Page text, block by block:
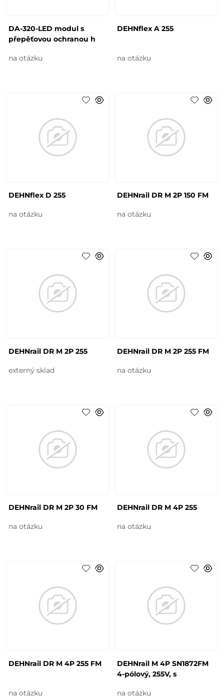
DA-320-LED modul s
přepěťovou ochranou h
na otázku
DEHNflex A 255
na otázku
DEHNflex D 255
na otázku
DEHNrail DR M 2P 150 FM
na otázku
DEHNrail DR M 2P 255
externý sklad
DEHNrail DR M 2P 255 FM
na otázku
DEHNrail DR M 2P 30 FM
na otázku
DEHNrail DR M 4P 255
na otázku
DEHNrail DR M 4P 255 FM
na otázku
DEHNrail M 4P SN1872FM
4-pólový, 255V, s
na otázku